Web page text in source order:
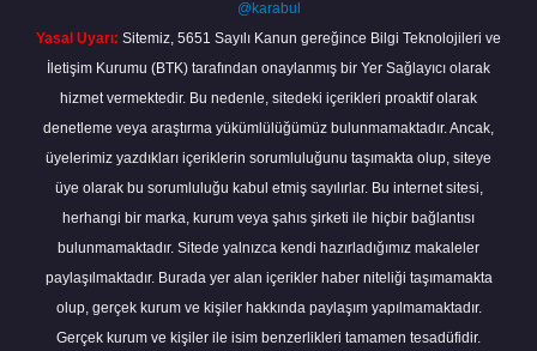
@karabul
Yasal Uyarı: Sitemiz, 5651 Sayılı Kanun gereğince Bilgi Teknolojileri ve
İletişim Kurumu (BTK) tarafından onaylanmış bir Yer Sağlayıcı olarak
hizmet vermektedir. Bu nedenle, sitedeki içerikleri proaktif olarak
denetleme veya araştırma yükümlülüğümüz bulunmamaktadır. Ancak,
üyelerimiz yazdıkları içeriklerin sorumluluğunu taşımakta olup, siteye
üye olarak bu sorumluluğu kabul etmiş sayılırlar. Bu internet sitesi,
herhangi bir marka, kurum veya şahıs şirketi ile hiçbir bağlantısı
bulunmamaktadır. Sitede yalnızca kendi hazırladığımız makaleler
paylaşılmaktadır. Burada yer alan içerikler haber niteliği taşımamakta
olup, gerçek kurum ve kişiler hakkında paylaşım yapılmamaktadır.
Gerçek kurum ve kişiler ile isim benzerlikleri tamamen tesadüfidir.